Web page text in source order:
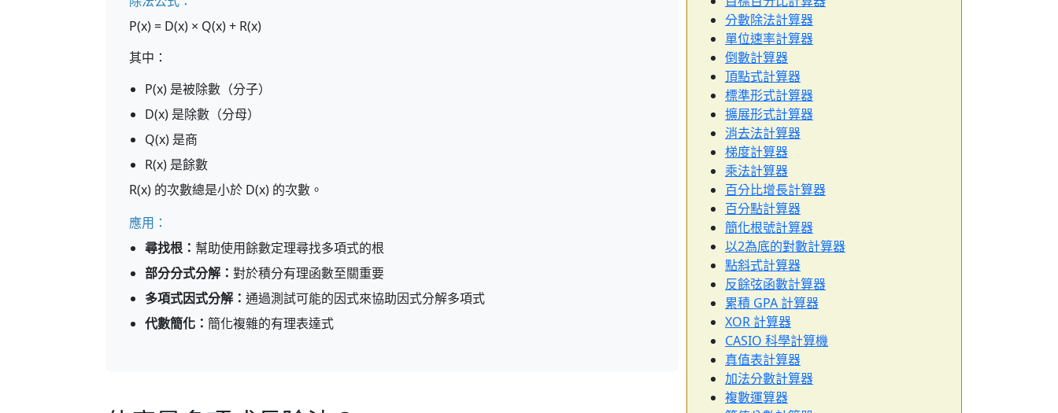
P(x) = D(x) × Q(x) + R(x)
其中：
P(x) 是被除數（分子）
D(x) 是除數（分母）
Q(x) 是商
R(x) 是餘數
R(x) 的次數總是小於 D(x) 的次數。
應用：
尋找根： 幫助使用餘數定理尋找多項式的根
部分分式分解： 對於積分有理函數至關重要
多項式因式分解： 通過測試可能的因式來協助因式分解多項式
代數簡化： 簡化複雜的有理表達式
分數除法計算器
單位速率計算器
倒數計算器
頂點式計算器
標準形式計算器
擴展形式計算器
消去法計算器
梯度計算器
乘法計算器
百分比增長計算器
百分點計算器
簡化根號計算器
以2為底的對數計算器
點斜式計算器
反餘弦函數計算器
累積 GPA 計算器
XOR 計算器
CASIO 科學計算機
真值表計算器
加法分數計算器
複數運算器